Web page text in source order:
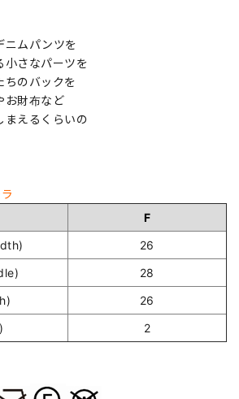
ニムパンツを
小さなパーツを
ちのバックを
お財布など
まえるくらいの
F
26
28
26
2